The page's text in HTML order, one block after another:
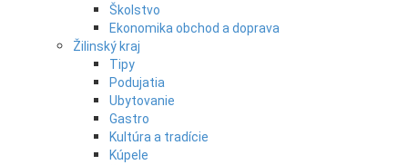
Školstvo
Ekonomika obchod a doprava
Žilinský kraj
Tipy
Podujatia
Ubytovanie
Gastro
Kultúra a tradície
Kúpele